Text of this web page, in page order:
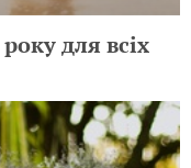
для всіх